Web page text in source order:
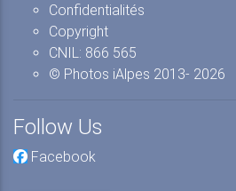
Confidentialités
Copyright
CNIL: 866 565
© Photos iAlpes 2013- 2026
Follow Us
Facebook